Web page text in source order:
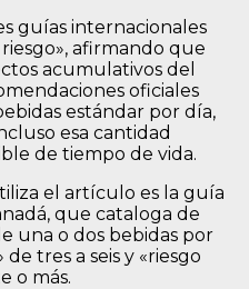
guías internacionales
afirmando que
acumulativos del
oficiales
estándar por día,
esa cantidad
de tiempo de vida.
el artículo es la guía
que cataloga de
una o dos bebidas por
tres a seis y «riesgo
o más.